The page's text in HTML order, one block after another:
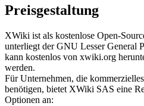
Preisgestaltung
XWiki ist als kostenlose Open-
unterliegt der GNU Lesser General
kann kostenlos von xwiki.org
werden.
Für Unternehmen, die
benötigen, bietet XWiki SAS eine
Optionen an: